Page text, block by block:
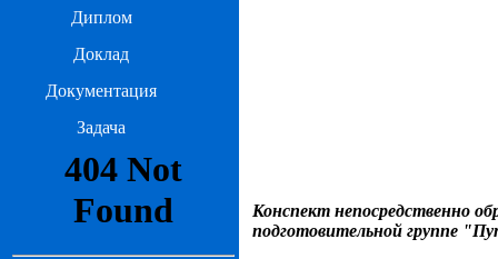
Диплом
Доклад
Документация
Задача
Конспект непосредственно
подготовительной группе